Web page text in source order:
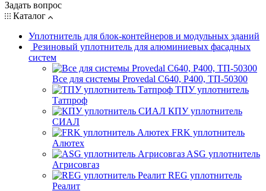
Задать вопрос
Каталог
Уплотнитель для блок-контейнеров и модульных зданий
Резиновый уплотнитель для алюминиевых фасадных
систем
Все для системы Provedal С640, Р400, ТП-50300
ТПУ уплотнитель
Татпроф
КПУ уплотнитель
СИАЛ
FRK уплотнитель
Алютех
ASG уплотнитель
Агрисовгаз
REG уплотнитель
Реалит